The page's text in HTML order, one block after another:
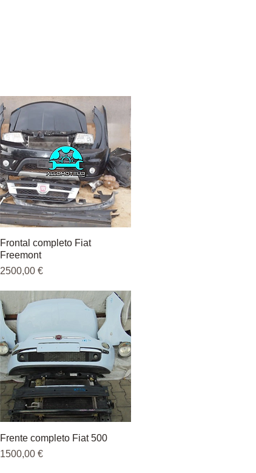
Vista rápida
Frontal completo Fiat
Freemont
Precio
2500,00 €
Vista rápida
Frente completo Fiat 500
Precio
1500,00 €